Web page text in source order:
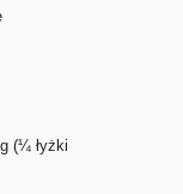
(¼ łyżki